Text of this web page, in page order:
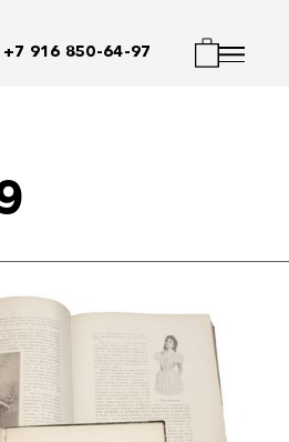
+7 916 850-64-97